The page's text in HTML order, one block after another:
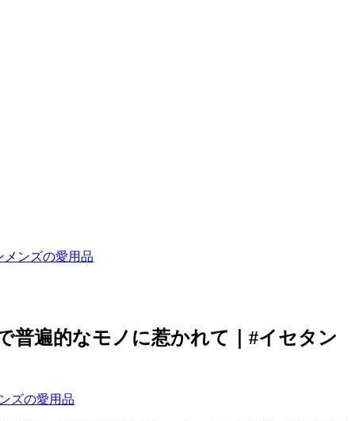
メンズの愛用品
普遍的なモノに惹かれて｜#イセタン